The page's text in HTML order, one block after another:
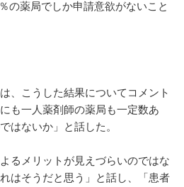
の薬局でしか申請意欲がないこと
、こうした結果についてコメント
も一人薬剤師の薬局も一定数あ
はないか」と話した。
るメリットが見えづらいのではな
はそうだと思う」と話し、「患者